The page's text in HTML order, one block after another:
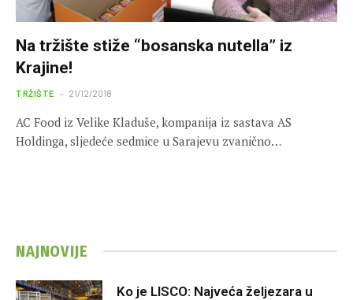
Na tržište stiže “bosanska nutella” iz
Krajine!
TRŽIŠTE 21/12/2018
AC Food iz Velike Kladuše, kompanija iz sastava AS
Holdinga, sljedeće sedmice u Sarajevu zvanično…
NAJNOVIJE
Ko je LISCO: Najveća željezara u